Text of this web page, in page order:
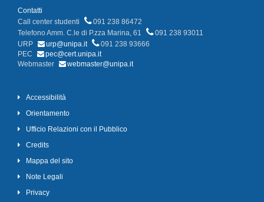
Contatti
Call center studenti
091 238 86472
Telefono Amm. C.le di P.zza Marina, 61
091 238 93011
URP
urp@unipa.it
091 238 93666
PEC
pec@cert.unipa.it
Webmaster
webmaster@unipa.it
Accessibilità
Orientamento
Ufficio Relazioni con il Pubblico
Credits
Mappa del sito
Note Legali
Privacy